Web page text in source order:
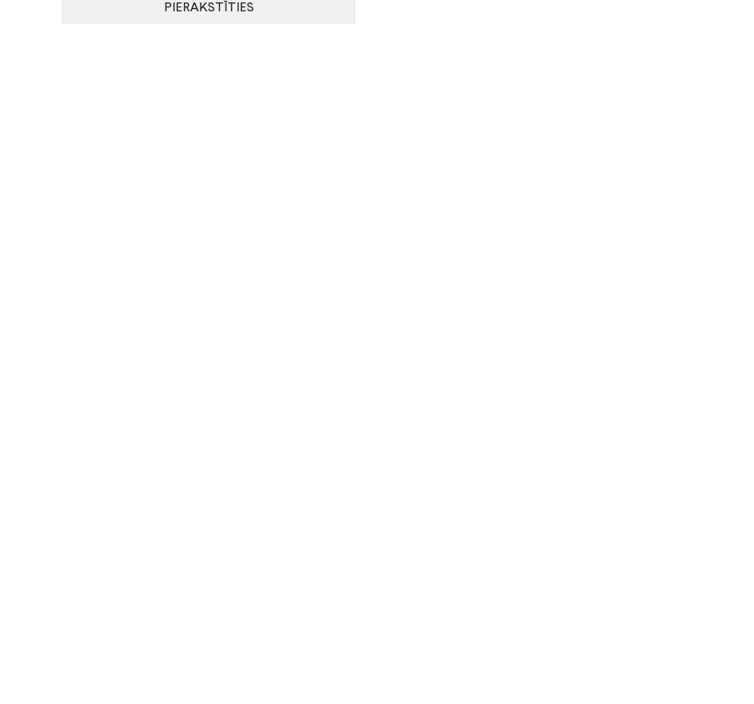
PIERAKSTĪTIES